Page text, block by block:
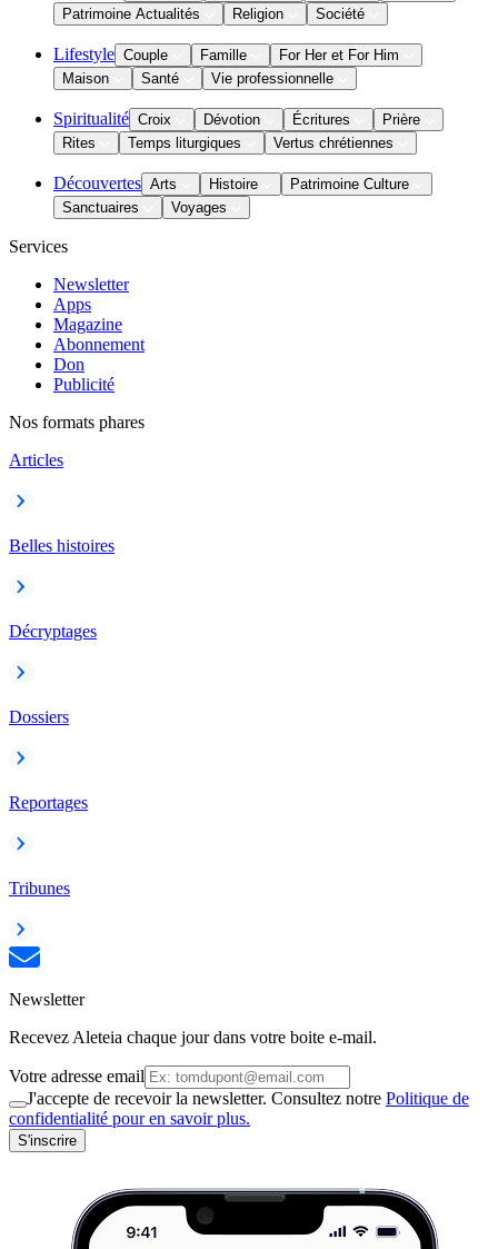
Patrimoine Actualités
Religion Société
Lifestyle Couple Famille
For Her et For Him
Maison
Santé Vie professionnelle
Spiritualité Croix Dévotion Écritures
Prière
Rites
Temps liturgiques Vertus chrétiennes
Découvertes Arts Histoire
Patrimoine Culture
Sanctuaires
Voyages
Services
Newsletter
Apps
Magazine
Abonnement
Don
Publicité
Nos formats phares
Articles
Belles histoires
Décryptages
Dossiers
Reportages
Tribunes
Newsletter
Recevez Aleteia chaque jour dans votre boite e-mail.
Votre adresse email
J'accepte de recevoir la newsletter. Consultez notre Politique de
confidentialité pour en savoir plus.
S'inscrire